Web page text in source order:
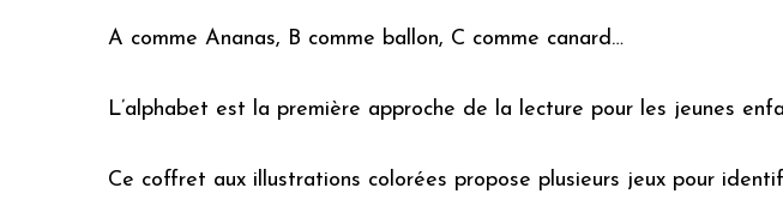
A comme Ananas, B comme ballon, C comme canard…
L’alphabet est la première approche de la lecture pour les jeunes
Ce coffret aux illustrations colorées propose plusieurs jeux pour